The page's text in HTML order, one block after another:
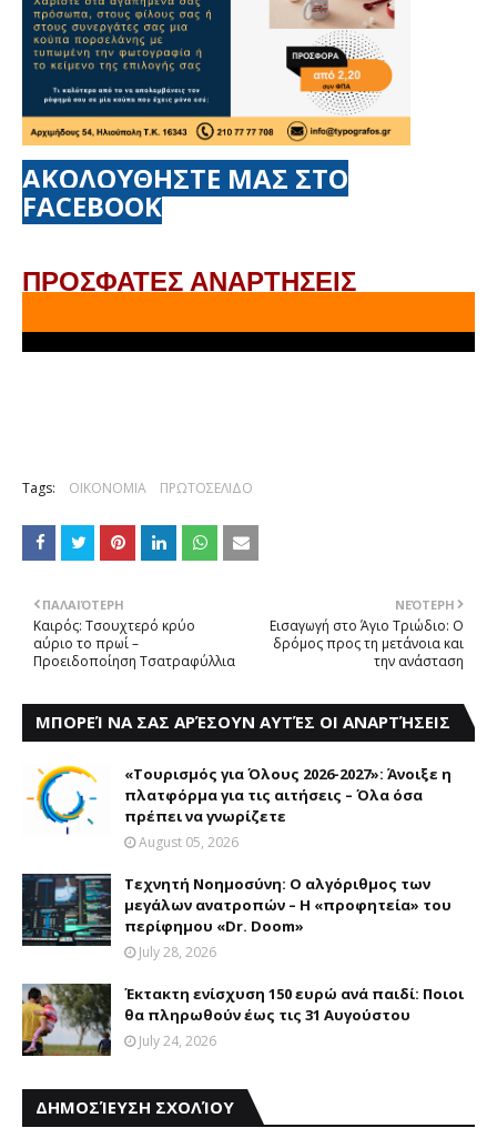
ΑΚΟΛΟΥΘΗΣΤΕ ΜΑΣ ΣΤΟ
FACEBOOK
ΠΡΟΣΦΑΤΕΣ ΑΝΑΡΤΗΣΕΙΣ
Tags: ΟΙΚΟΝΟΜΙΑ ΠΡΩΤΟΣΕΛΙΔΟ
ΝΕΌΤΕΡΗ
Εισαγωγή στο Άγιο Τριώδιο: Ο
δρόμος προς τη μετάνοια και
την ανάσταση
ΠΑΛΑΙΌΤΕΡΗ
Καιρός: Τσουχτερό κρύο
αύριο το πρωί –
Προειδοποίηση Τσατραφύλλια
ΜΠΟΡΕΊ ΝΑ ΣΑΣ ΑΡΈΣΟΥΝ ΑΥΤΈΣ ΟΙ ΑΝΑΡΤΉΣΕΙΣ
«Τουρισμός για Όλους 2026-2027»: Άνοιξε η
πλατφόρμα για τις αιτήσεις – Όλα όσα
πρέπει να γνωρίζετε
August 05, 2026
Τεχνητή Νοημοσύνη: Ο αλγόριθμος των
μεγάλων ανατροπών – Η «προφητεία» του
περίφημου «Dr. Doom»
July 28, 2026
Έκτακτη ενίσχυση 150 ευρώ ανά παιδί: Ποιοι
θα πληρωθούν έως τις 31 Αυγούστου
July 24, 2026
ΔΗΜΟΣΊΕΥΣΗ ΣΧΟΛΊΟΥ